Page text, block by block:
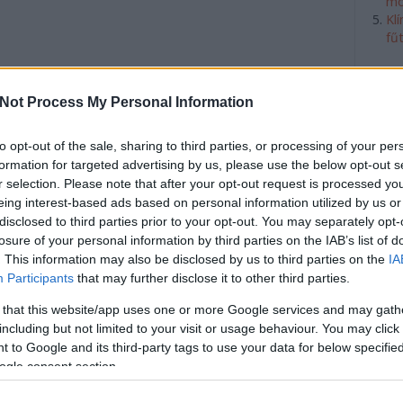
Process My Personal Information
opt-out of the sale, sharing to third parties, or processing of your
for targeted advertising by us, please use the below opt-out
selection. Please note that after your opt-out request is processed
interest-based ads based on personal information utilized by us
to third parties prior to your opt-out. You may separately
of your personal information by third parties on the IAB’s list of
This information may also be disclosed by us to third parties on the
Participants that may further disclose it to other third parties.
that this website/app uses one or more Google services and may
but not limited to your visit or usage behaviour. You may
to Google and its third-party tags to use your data for below
consent section.
italunkat
mint a vizezett alkohol. Mondom ezt absztinens
vagyok benne, hogy Te sem szereted, amikor
pohárban. Legalábbis nem mindegyikben.
megoldás, ráadásul olyan, ami roppant
mókusmenő is.
tovább
jégkockakönnyen megvalósítható Szólj hozzá!